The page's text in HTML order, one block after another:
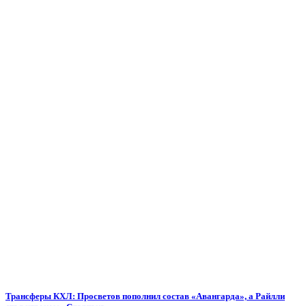
Трансферы КХЛ: Просветов пополнил состав «Авангарда», а Райлли